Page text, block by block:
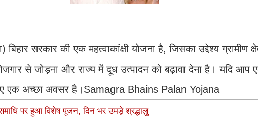
सरकार की एक महत्वाकांक्षी योजना है, जिसका उद्देश्य ग्रामीण
से जोड़ना और राज्य में दूध उत्पादन को बढ़ावा देना है। यदि आप
एक अच्छा अवसर है।Samagra Bhains Palan Yojana
समाधि पर हुआ विशेष पूजन, दिन भर उमड़े श्रद्धालु